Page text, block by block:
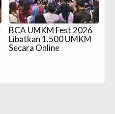
BCA UMKM Fest 2026
Libatkan 1.500 UMKM
Secara Online